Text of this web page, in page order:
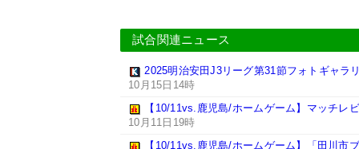
試合関連ニュース
2025明治安田J3リーグ第31節フォトギャラ
10月15日14時
【10/11vs.鹿児島/ホームゲーム】マッチレ
10月11日19時
【10/11vs.鹿児島/ホームゲーム】「田川市